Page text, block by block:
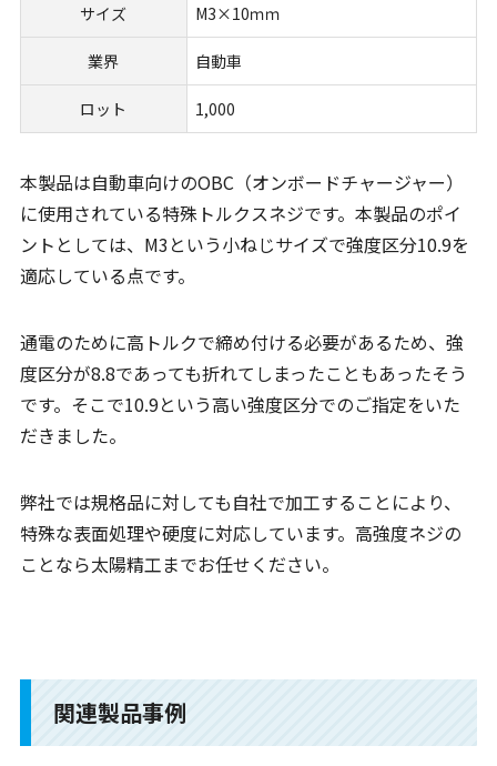
サイズ M3×10ｍｍ
業界 自動車
ロット 1,000
本製品は自動車向けのOBC（オンボードチャージャー）
に使用されている特殊トルクスネジです。本製品のポイ
ントとしては、M3という小ねじサイズで強度区分10.9を
適応している点です。
通電のために高トルクで締め付ける必要があるため、強
度区分が8.8であっても折れてしまったこともあったそう
です。そこで10.9という高い強度区分でのご指定をいた
だきました。
弊社では規格品に対しても自社で加工することにより、
特殊な表面処理や硬度に対応しています。高強度ネジの
ことなら太陽精工までお任せください。
関連製品事例